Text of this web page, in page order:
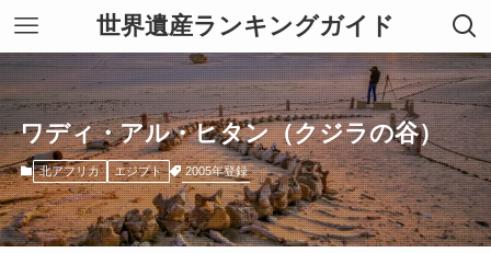
世界遺産ランキングガイド
ワディ・アル・ヒタン（クジラの谷）
北アフリカ エジプト 2005年登録